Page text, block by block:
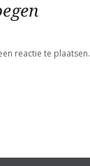
reactie te plaatsen.